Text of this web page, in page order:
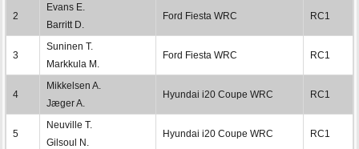
2
Evans E.
Barritt D.
Ford Fiesta WRC RC1
3
Suninen T.
Markkula M.
Ford Fiesta WRC RC1
4
Mikkelsen A.
Jæger A.
Hyundai i20 Coupe WRC RC1
5
Neuville T.
Gilsoul N.
Hyundai i20 Coupe WRC RC1